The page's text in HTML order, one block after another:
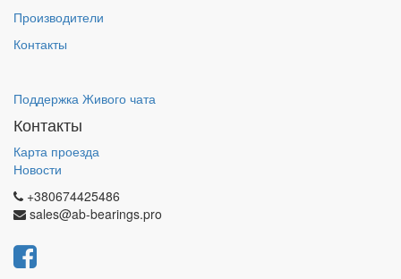
Производители
Контакты
Поддержка Живого чата
Контакты
Карта проезда
Новости
+380674425486
sales@ab-bearings.pro